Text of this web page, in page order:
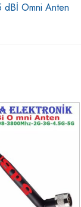
dBİ Omni Anten